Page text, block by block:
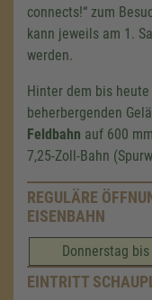
connects!“ zum
kann jeweils am 1.
werden.
Hinter dem bis
beherbergenden
Feldbahn auf 600 mm
7,25-Zoll-Bahn
REGULÄRE
EISENBAHN
Donnerstag
EINTRITT